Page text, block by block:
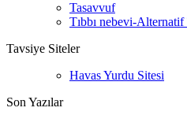
Tasavvuf
Tıbbı nebevi-Alternatif
Tavsiye Siteler
Havas Yurdu Sitesi
Son Yazılar